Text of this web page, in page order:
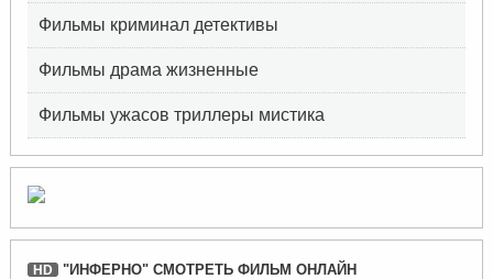
Фильмы криминал детективы
Фильмы драма жизненные
Фильмы ужасов триллеры мистика
HD "ИНФЕРНО" СМОТРЕТЬ ФИЛЬМ ОНЛАЙН